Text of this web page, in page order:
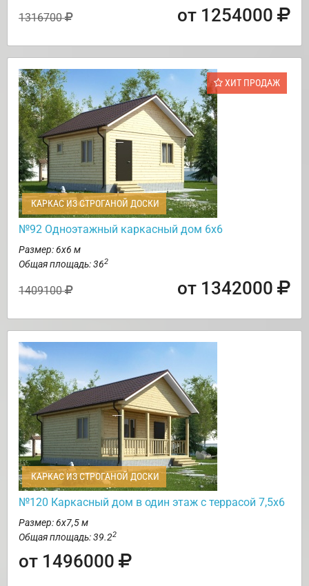
1316700 от 1254000
ХИТ ПРОДАЖ
КАРКАС ИЗ СТРОГАНОЙ ДОСКИ
№92 Одноэтажный каркасный дом 6х6
Размер: 6х6 м
Общая площадь: 362
1409100 от 1342000
КАРКАС ИЗ СТРОГАНОЙ ДОСКИ
№120 Каркасный дом в один этаж с террасой 7,5х6
Размер: 6х7,5 м
Общая площадь: 39.22
от 1496000